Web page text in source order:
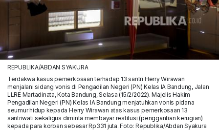
REPUBLIKA/ABDAN SYAKURA
Terdakwa kasus pemerkosaan terhadap 13 santri Herry Wirawan
menjalani sidang vonis di Pengadilan Negeri (PN) Kelas IA Bandung, Jalan
LLRE Martadinata, Kota Bandung, Selasa (15/2/2022). Majelis Hakim
Pengadilan Negeri (PN) Kelas IA Bandung menjatuhkan vonis pidana
seumur hidup kepada Herry Wirawan atas kasus pemerkosaan 13
santriwati sekaligus diminta membayar restitusi (penggantian kerugian)
kepada para korban sebesar Rp331 juta. Foto: Republika/Abdan Syakura